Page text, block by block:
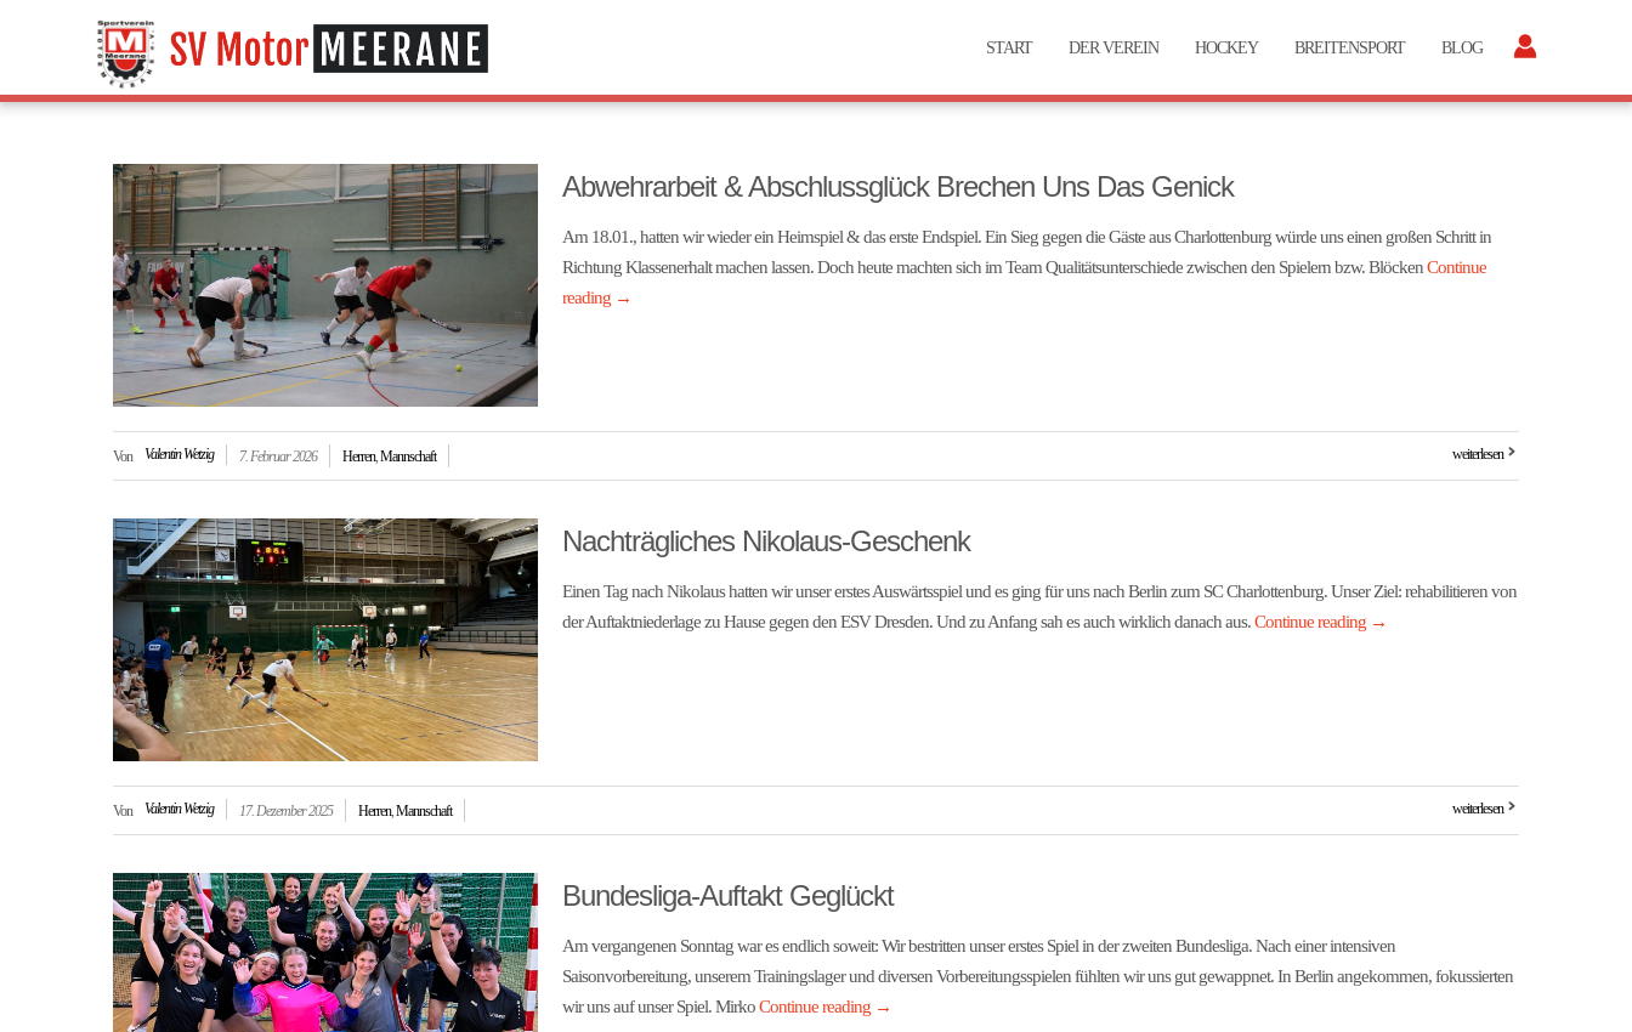
START DER VEREIN HOCKEY BREITENSPORT BLOG
Abwehrarbeit & Abschlussglück Brechen Uns Das Genick
Am 18.01., hatten wir wieder ein Heimspiel & das erste Endspiel. Ein Sieg gegen die Gäste aus Charlottenburg würde uns einen großen Schritt in
Richtung Klassenerhalt machen lassen. Doch heute machten sich im Team Qualitätsunterschiede zwischen den Spielern bzw. BlöckenContinue
reading →
Von Valentin Wetzig 7. Februar 2026 Herren,Mannschaft weiterlesen
Nachträgliches Nikolaus-Geschenk
Einen Tag nach Nikolaus hatten wir unser erstes Auswärtsspiel und es ging für uns nach Berlin zum SC Charlottenburg. Unser Ziel: rehabilitieren von
der Auftaktniederlage zu Hause gegen den ESV Dresden. Und zu Anfang sah es auch wirklich danach aus.Continue reading →
Von Valentin Wetzig 17. Dezember 2025 Herren,Mannschaft weiterlesen
Bundesliga-Auftakt Geglückt
Am vergangenen Sonntag war es endlich soweit: Wir bestritten unser erstes Spiel in der zweiten Bundesliga. Nach einer intensiven
Saisonvorbereitung, unserem Trainingslager und diversen Vorbereitungsspielen fühlten wir uns gut gewappnet. In Berlin angekommen, fokussierten
wir uns auf unser Spiel. MirkoContinue reading →